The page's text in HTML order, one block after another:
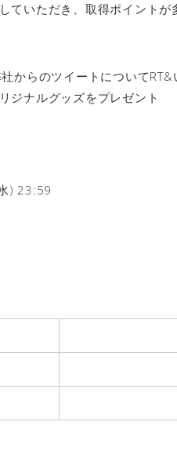
ていただき、取得ポイントが
からのツイートについて
ジナルグッズをプレゼント
) 23:59